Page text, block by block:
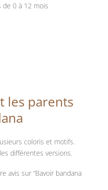
de 0 à 12 mois
les parents
coloris et motifs.
différentes versions.
avis sur “Bavoir bandana